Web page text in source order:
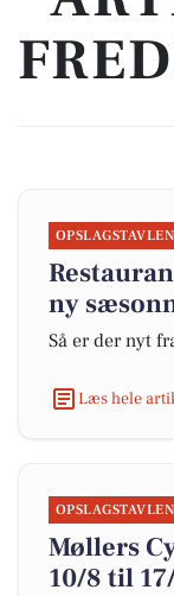
OPSLAGSTAVLEN
ny
Så er der nyt
Læs hele
OPSLAGSTAVLEN
Møllers
10/8 til